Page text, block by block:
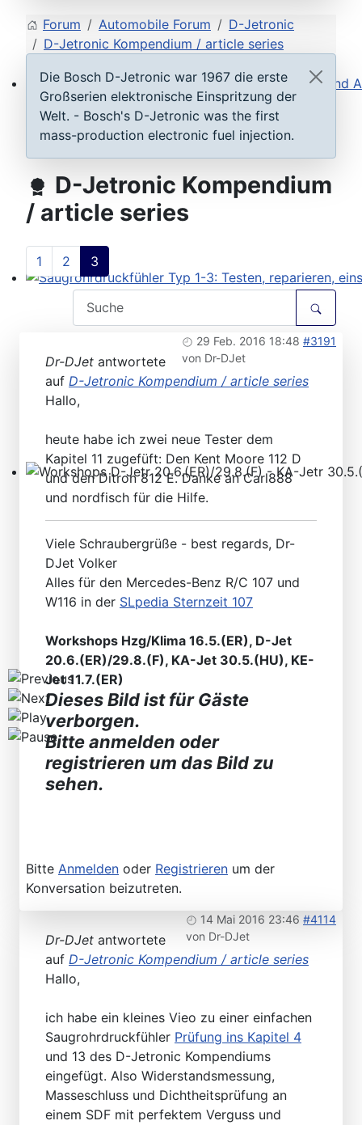
Steuergeräte D-Jetronic & KE-Jetronic: Prüfen und
Saugrohrdruckfühler Typ 1-3: Testen, reparieren,
Workshops D-Jetr 20.6.(ER)/29.8.(F) - KA-Jetr
Forum Automobile Forum
D-Jetronic
D-Jetronic Kompendium / article series
Die Bosch D-Jetronic war 1967 die erste
Großserien elektronische Einspritzung der
Welt. - Bosch's D-Jetronic was the first
mass-production electronic fuel injection.
D-Jetronic Kompendium
/ article series
1 2 3
29 Feb. 2016 18:48 #3191
von Dr-DJet
Dr-DJet antwortete
auf D-Jetronic Kompendium / article series
Hallo,
heute habe ich zwei neue Tester dem
Kapitel 11 zugefüft: Den Kent Moore 112 D
und den Ditron 812 E. Danke an Carl888
und nordfisch für die Hilfe.
Viele Schraubergrüße - best regards, Dr-
DJet Volker
Alles für den Mercedes-Benz R/C 107 und
W116 in der SLpedia Sternzeit 107
Workshops Hzg/Klima 16.5.(ER), D-Jet
20.6.(ER)/29.8.(F), KA-Jet 30.5.(HU), KE-
Jet 11.7.(ER)
Dieses Bild ist für Gäste
verborgen.
Bitte anmelden oder
registrieren um das Bild zu
sehen.
Bitte Anmelden oder Registrieren um der
Konversation beizutreten.
14 Mai 2016 23:46 #4114
von Dr-DJet
Dr-DJet antwortete
auf D-Jetronic Kompendium / article series
Hallo,
ich habe ein kleines Vieo zu einer einfachen
Saugrohrdruckfühler Prüfung ins Kapitel 4
und 13 des D-Jetronic Kompendiums
eingefügt. Also Widerstandsmessung,
Masseschluss und Dichtheitsprüfung an
einem SDF mit perfektem Verguss und